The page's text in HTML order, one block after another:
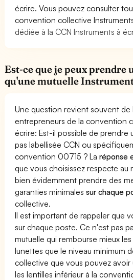
écrire. Vous pouvez consulter
convention collective
dédiée à la CCN Instruments à
Est-ce que je peux prendre
qu'une mutuelle
Une question revient souvent de
entrepreneurs de la convention
écrire: Est-il possible de prendre
pas labellisée CCN ou
convention 00715 ? Laréponse
que vous choisissez respecte au
bien évidemment prendre des
garanties minimalessur chaque
collective.
Il est important de rappeler que
sur chaque poste. Ce n'est pas
mutuelle qui rembourse mieux
lunettes que le niveau minimum
collective que vous pouvez
les lentilles inférieur à la